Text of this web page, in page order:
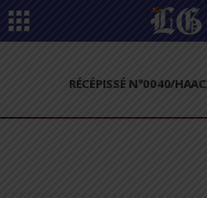
RÉCÉPISSÉ N°0040/